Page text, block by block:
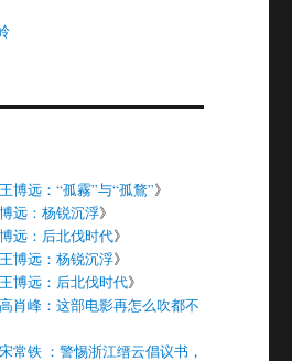
王博远：“孤霧”与“孤鶩”》
远：杨锐沉浮》
远：后北伐时代》
王博远：杨锐沉浮》
王博远：后北伐时代》
高肖峰：这部电影再怎么吹都不
宋常铁 ：警惕浙江缙云倡议书，